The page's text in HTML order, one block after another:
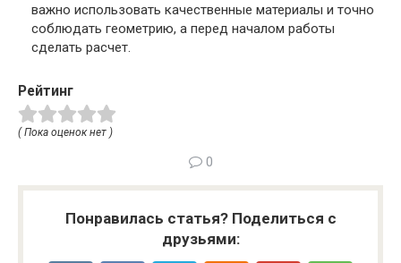
важно использовать качественные материалы и точно
соблюдать геометрию, а перед началом работы
сделать расчет.
Рейтинг
( Пока оценок нет )
0
Понравилась статья? Поделиться с
друзьями: